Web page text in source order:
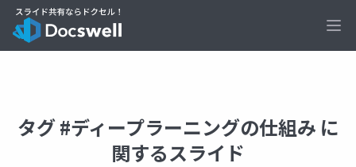
タグ #ディープラーニングの仕組み に
関するスライド